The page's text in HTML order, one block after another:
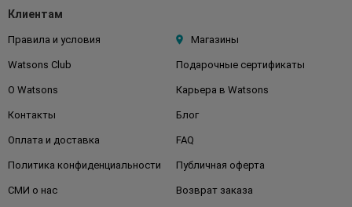
Клиентам
Правила и условия Магазины
Watsons Club Подарочные сертификаты
О Watsons Карьера в Watsons
Контакты Блог
Оплата и доставка FAQ
Политика конфиденциальности Публичная оферта
СМИ о нас Возврат заказа